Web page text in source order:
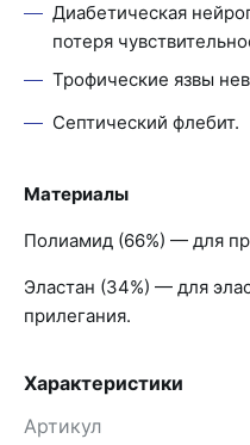
Диабетическая
потеря
Трофические язвы
Септический флебит.
Материалы
Полиамид (66%) — для
Эластан (34%) — для
прилегания.
Характеристики
Артикул